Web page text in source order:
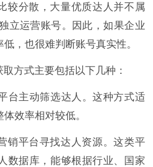
较分散，大量优质达人并不属
立运营账号。因此，如果企业
，也很难判断账号真实性。
方式主要包括以下几种：
台主动筛选达人。这种方式适
效率相对较低。
销平台寻找达人资源。这类平
数据库，能够根据行业、国家